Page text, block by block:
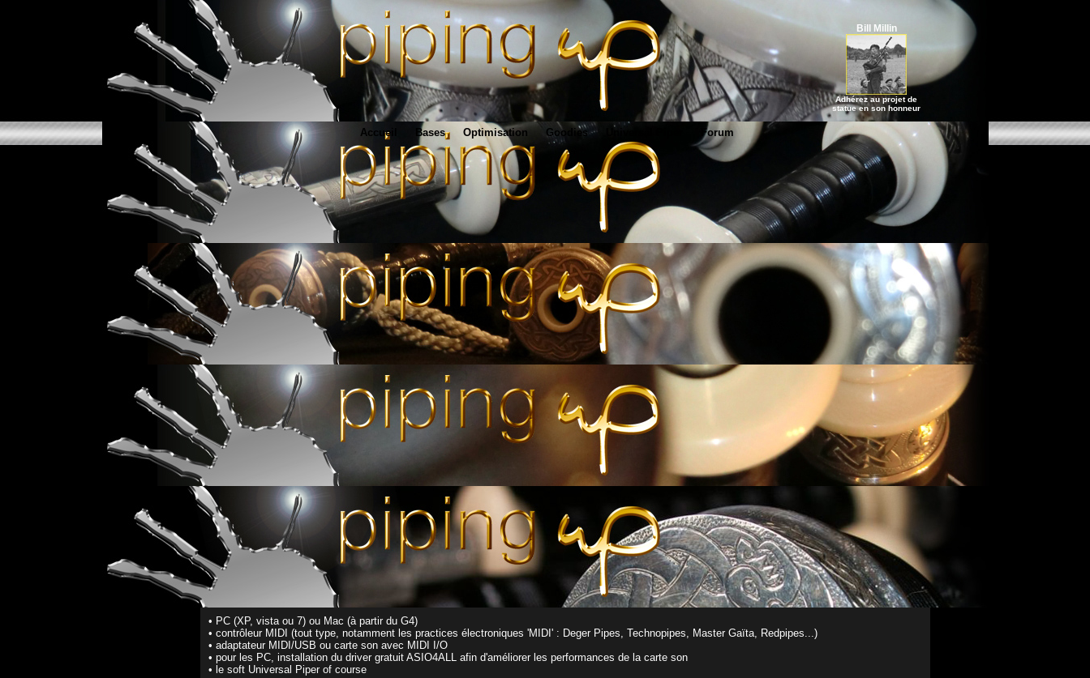
Bill Millin
Adhérez au projet de
statue en son honneur
Accueil Bases Optimisation Goodies Forum
www.pipingup.com- tout pour la cornemuse écossaise : réglage / optimisation des anches de chanter, bourdons, son, échelle, lutherie...
Universal Piper
www.pipingup.com > Universal Piper
Universal Piper
Universal Piper est un nouvel instrument de musique dont la nature première est de rendre le plus fidèlement possible les sensations de jeu et la qualité
sonore d'une cornemuse.
L'idée de ce nouvel instrument s'est imposée naturellement suite aux limitations que nous rencontrons tous les jours : complexité des réglages, accord,
stabilité, tempérament/justesse, volume sonore, changement de tonalité, changement de gamme/mode, diapason/hauteur, ...
Universal Piper est constitué de deux parties:
• un logiciel qui permet de restituer le rendu sonore d'une cornemuse
• un chanter électronique - en cours de réalisation - dont la fonction est de piloter la partie logicielle pour déclencher les sons/appoggiatures et divers
réglages...
La partie logicielle Universal-Piper est aujourd'hui disponible en téléchargement ici :
bagpipe plugin VST, AU
Les atouts d'Universal Piper
Le soft s'installe sur Mac et PC.
Voici ce dont vous avez besoin :
• PC (XP, vista ou 7) ou Mac (à partir du G4)
• contrôleur MIDI (tout type, notamment les practices électroniques 'MIDI' : Deger Pipes, Technopipes, Master Gaïta, Redpipes...)
• adaptateur MIDI/USB ou carte son avec MIDI I/O
• pour les PC, installation du driver gratuit ASIO4ALL afin d'améliorer les performances de la carte son
• le soft Universal Piper of course